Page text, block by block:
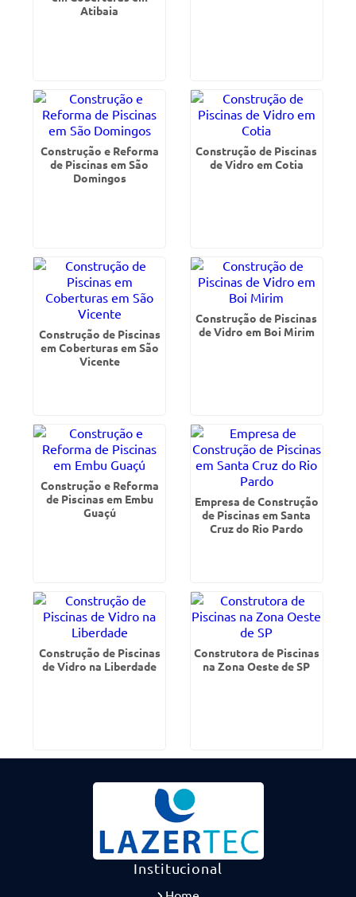
Atibaia
Construção e Reforma
de Piscinas em São
Domingos
Construção de Piscinas
de Vidro em Cotia
Construção de Piscinas
em Coberturas em São
Vicente
Construção de Piscinas
de Vidro em Boi Mirim
Construção e Reforma
de Piscinas em Embu
Guaçú
Empresa de Construção
de Piscinas em Santa
Cruz do Rio Pardo
Construção de Piscinas
de Vidro na Liberdade
Construtora de Piscinas
na Zona Oeste de SP
Institucional